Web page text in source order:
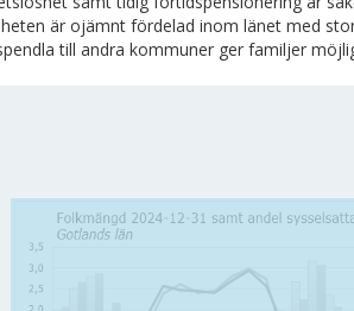
är ojämnt fördelad inom länet med
till andra kommuner ger familjer